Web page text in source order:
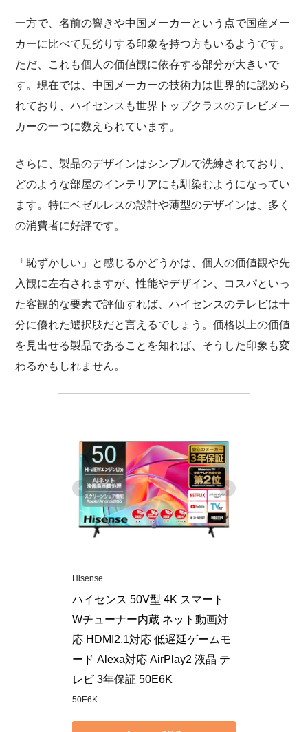
一方で、名前の響きや中国メーカーという点で国産メー
カーに比べて見劣りする印象を持つ方もいるようです。
ただ、これも個人の価値観に依存する部分が大きいで
す。現在では、中国メーカーの技術力は世界的に認めら
れており、ハイセンスも世界トップクラスのテレビメー
カーの一つに数えられています。
さらに、製品のデザインはシンプルで洗練されており、
どのような部屋のインテリアにも馴染むようになってい
ます。特にベゼルレスの設計や薄型のデザインは、多く
の消費者に好評です。
「恥ずかしい」と感じるかどうかは、個人の価値観や先
入観に左右されますが、性能やデザイン、コスパといっ
た客観的な要素で評価すれば、ハイセンスのテレビは十
分に優れた選択肢だと言えるでしょう。価格以上の価値
を見出せる製品であることを知れば、そうした印象も変
わるかもしれません。
Hisense
ハイセンス 50V型 4K スマート
Wチューナー内蔵 ネット動画対
応 HDMI2.1対応 低遅延ゲームモ
ード Alexa対応 AirPlay2 液晶 テ
レビ 3年保証 50E6K
50E6K